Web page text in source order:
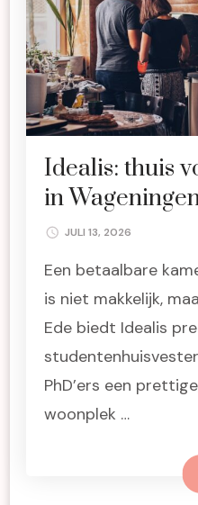
Idealis: thuis
in
JULI 13, 2026
Een betaalbare
is niet makkelijk,
Ede biedt Idealis
PhD’ers een
woonplek …
Lees